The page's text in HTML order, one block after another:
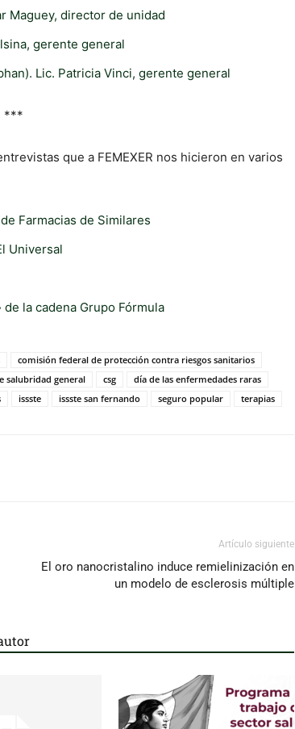
Maguey, director de unidad
gerente general
Lic. Patricia Vinci, gerente general
***
que a FEMEXER nos hicieron en varios
Farmacias de Similares
Universal
la cadena Grupo Fórmula
comisión federal de protección contra riesgos sanitarios
salubridad general csg
día de las enfermedades raras
issste issste san fernando seguro popular terapias
Artículo siguiente
El oro nanocristalino induce remielinización en
un modelo de esclerosis múltiple